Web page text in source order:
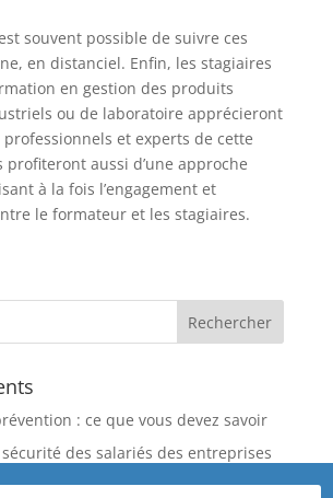
souvent possible de suivre ces
en distanciel. Enfin, les stagiaires
en gestion des produits
ou de laboratoire apprécieront
et experts de cette
aussi d’une approche
à la fois l’engagement et
le formateur et les stagiaires.
: ce que vous devez savoir
des salariés des entreprises